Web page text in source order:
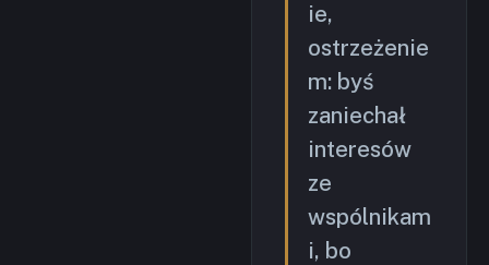
ie,
ostrzeżenie
m: byś
zaniechał
interesów
ze
wspólnikam
i, bo